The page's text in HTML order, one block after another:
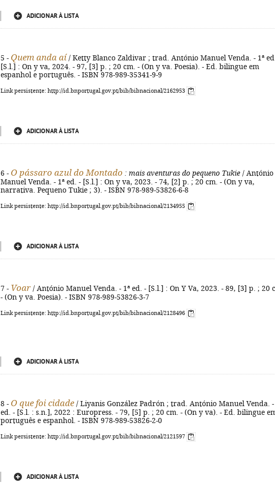
ADICIONAR À LISTA
5 - Quem anda aí / Ketty Blanco Zaldivar ; trad. António Manuel Venda. - 1ª
[S.l.] : On y va, 2024. - 97, [3] p. ; 20 cm. - (On y va. Poesia). - Ed. bilingue em
espanhol e português. - ISBN 978-989-35341-9-9
Link persistente: http://id.bnportugal.gov.pt/bib/bibnacional/2162953
ADICIONAR À LISTA
6 - O pássaro azul do Montado : mais aventuras do pequeno Tukie / António
Manuel Venda. - 1ª ed. - [S.l.] : On y va, 2023. - 74, [2] p. ; 20 cm. - (On y va,
narrativa. Pequeno Tukie ; 3). - ISBN 978-989-53826-6-8
Link persistente: http://id.bnportugal.gov.pt/bib/bibnacional/2134955
ADICIONAR À LISTA
7 - Voar / António Manuel Venda. - 1ª ed. - [S.l.] : On Y Va, 2023. - 89, [3] p. ; 20
- (On y va. Poesia). - ISBN 978-989-53826-3-7
Link persistente: http://id.bnportugal.gov.pt/bib/bibnacional/2128496
ADICIONAR À LISTA
8 - O que foi cidade / Liyanis González Padrón ; trad. António Manuel Venda. -
ed. - [S.l. : s.n.], 2022 : Europress. - 79, [5] p. ; 20 cm. - (On y va). - Ed. bilingue
português e espanhol. - ISBN 978-989-53826-2-0
Link persistente: http://id.bnportugal.gov.pt/bib/bibnacional/2121597
ADICIONAR À LISTA